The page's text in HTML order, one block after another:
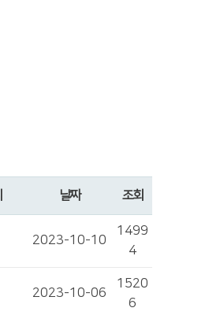
날짜 조회
2023-10-10
1499
4
2023-10-06
1520
6